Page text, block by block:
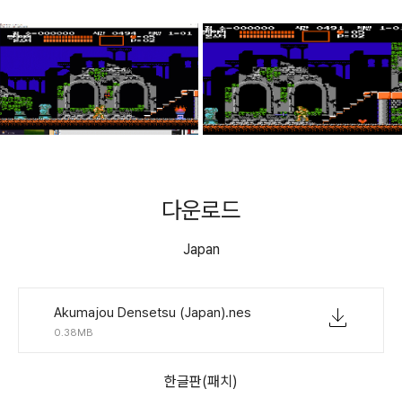
다운로드
Japan
Akumajou Densetsu (Japan).nes
0.38MB
한글판(패치)